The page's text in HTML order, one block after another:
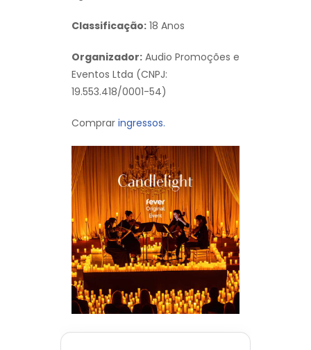
Classificação: 18 Anos
Organizador: Audio Promoções e
Eventos Ltda (CNPJ:
19.553.418/0001-54)
Comprar ingressos.